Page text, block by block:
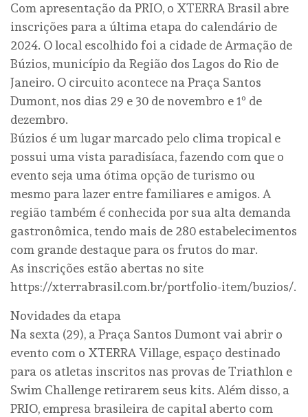
Com apresentação da PRIO, o XTERRA Brasil abre
inscrições para a última etapa do calendário de
2024. O local escolhido foi a cidade de Armação de
Búzios, município da Região dos Lagos do Rio de
Janeiro. O circuito acontece na Praça Santos
Dumont, nos dias 29 e 30 de novembro e 1º de
dezembro.
Búzios é um lugar marcado pelo clima tropical e
possui uma vista paradisíaca, fazendo com que o
evento seja uma ótima opção de turismo ou
mesmo para lazer entre familiares e amigos. A
região também é conhecida por sua alta demanda
gastronômica, tendo mais de 280 estabelecimentos
com grande destaque para os frutos do mar.
As inscrições estão abertas no site
https://xterrabrasil.com.br/portfolio-item/buzios/.
Novidades da etapa
Na sexta (29), a Praça Santos Dumont vai abrir o
evento com o XTERRA Village, espaço destinado
para os atletas inscritos nas provas de Triathlon e
Swim Challenge retirarem seus kits. Além disso, a
PRIO, empresa brasileira de capital aberto com